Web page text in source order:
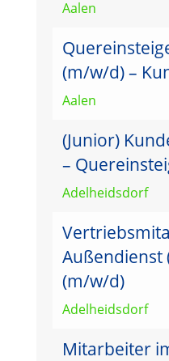
Aalen
(m/w/d) –
Aalen
(Junior)
–
Adelheidsdorf
Außendienst
(m/w/d)
Adelheidsdorf
Mitarbeiter